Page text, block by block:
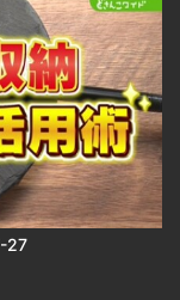
27